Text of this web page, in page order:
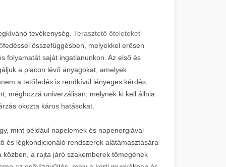
tevékenység. Terasztető öteleteket
fedéssel összefüggésben, melyekkel erősen
folyamatát saját ingatlanunkon. Az első és
a piacon lévő anyagokat, amelyek
a tetőfedés is rendkívül lényeges kérdés,
méghozzá univerzálisan, melynek ki kell állnia
okozta káros hatásokat.
mint például napelemek és napenergiával
és légkondicionáló rendszerek alátámasztására
a rajta járó szakemberek tömegének